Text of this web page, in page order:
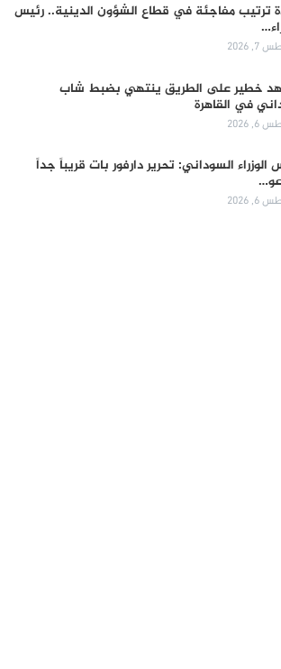
ترتيب مفاجئة في قطاع الشؤون الدينية.. رئيس
2026
خطير على الطريق ينتهي بضبط شاب
في القاهرة
2026
الوزراء السوداني: تحرير دارفور بات قريباً جداً
2026